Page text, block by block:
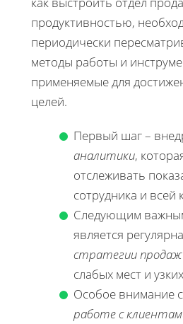
продуктивностью,
периодически
методы работы и
применяемые для
целей.
Первый шаг –
аналитики,
отслеживать
сотрудника и
Следующим
является
стратегии продаж
слабых мест и
Особое внимание
работе с